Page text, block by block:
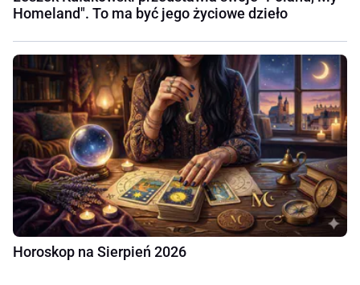
Homeland". To ma być jego życiowe dzieło
Horoskop na Sierpień 2026